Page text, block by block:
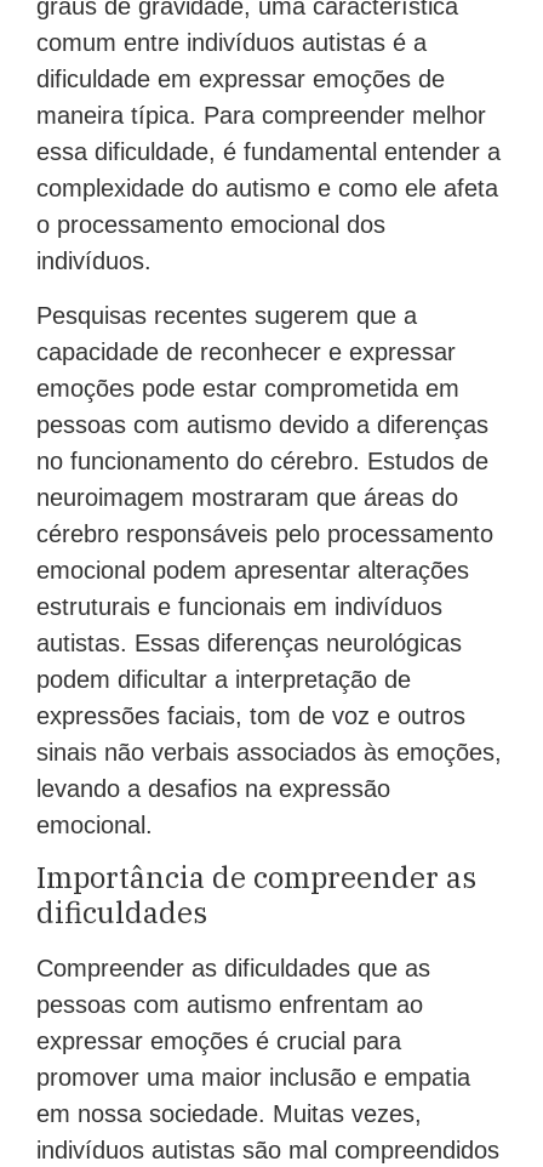
graus de gravidade, uma característica
comum entre indivíduos autistas é a
dificuldade em expressar emoções de
maneira típica. Para compreender melhor
essa dificuldade, é fundamental entender a
complexidade do autismo e como ele afeta
o processamento emocional dos
indivíduos.
Pesquisas recentes sugerem que a
capacidade de reconhecer e expressar
emoções pode estar comprometida em
pessoas com autismo devido a diferenças
no funcionamento do cérebro. Estudos de
neuroimagem mostraram que áreas do
cérebro responsáveis pelo processamento
emocional podem apresentar alterações
estruturais e funcionais em indivíduos
autistas. Essas diferenças neurológicas
podem dificultar a interpretação de
expressões faciais, tom de voz e outros
sinais não verbais associados às emoções,
levando a desafios na expressão
emocional.
Importância de compreender as
dificuldades
Compreender as dificuldades que as
pessoas com autismo enfrentam ao
expressar emoções é crucial para
promover uma maior inclusão e empatia
em nossa sociedade. Muitas vezes,
indivíduos autistas são mal compreendidos